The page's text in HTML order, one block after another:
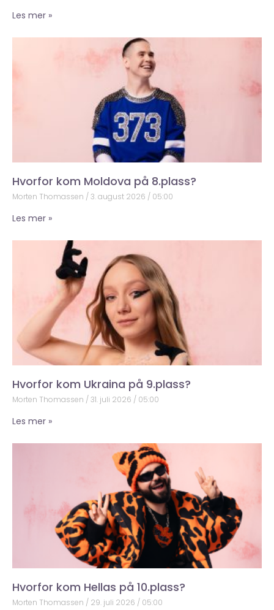
Les mer »
Hvorfor kom Moldova på 8.plass?
Morten Thomassen 3. august 2026 05:00
Les mer »
Hvorfor kom Ukraina på 9.plass?
Morten Thomassen 31. juli 2026 05:00
Les mer »
Hvorfor kom Hellas på 10.plass?
Morten Thomassen 29. juli 2026 05:00